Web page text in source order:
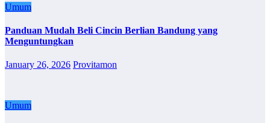
Umum
Panduan Mudah Beli Cincin Berlian Bandung yang
Menguntungkan
January 26, 2026 Provitamon
Umum